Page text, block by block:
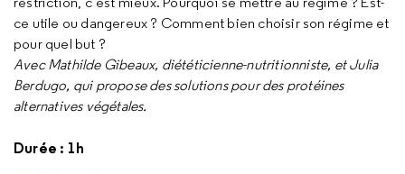
ce utile ou dangereux ? Comment bien choisir son régime et
pour quel but ?
Avec Mathilde Gibeaux, diététicienne-nutritionniste, et Julia
Berdugo, qui propose des solutions pour des protéines
alternatives végétales.
Durée : 1h